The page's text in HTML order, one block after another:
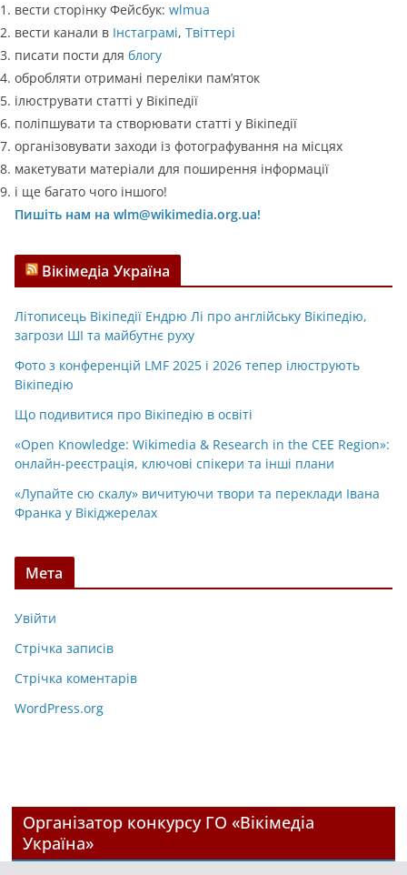
вести сторінку Фейсбук: wlmua
вести канали в Інстаграмі, Твіттері
писати пости для блогу
обробляти отримані переліки пам’яток
ілюструвати статті у Вікіпедії
поліпшувати та створювати статті у Вікіпедії
організовувати заходи із фотографування на місцях
макетувати матеріали для поширення інформації
і ще багато чого іншого!
Пишіть нам на wlm@wikimedia.org.ua!
Вікімедіа Україна
Літописець Вікіпедії Ендрю Лі про англійську Вікіпедію,
загрози ШІ та майбутнє руху
Фото з конференцій LMF 2025 і 2026 тепер ілюструють
Вікіпедію
Що подивитися про Вікіпедію в освіті
«Open Knowledge: Wikimedia & Research in the CEE Region»:
онлайн-реєстрація, ключові спікери та інші плани
«Лупайте сю скалу» вичитуючи твори та переклади Івана
Франка у Вікіджерелах
Мета
Увійти
Стрічка записів
Стрічка коментарів
WordPress.org
Організатор конкурсу ГО «Вікімедіа
Україна»